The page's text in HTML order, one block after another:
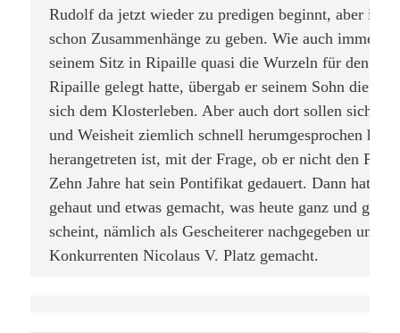
Rudolf da jetzt wieder zu predigen beginnt, aber ihm
schon Zusammenhänge zu geben. Wie auch immer,
seinem Sitz in Ripaille quasi die Wurzeln für den
Ripaille gelegt hatte, übergab er seinem Sohn die
sich dem Klosterleben. Aber auch dort sollen sich
und Weisheit ziemlich schnell herumgesprochen
herangetreten ist, mit der Frage, ob er nicht den
Zehn Jahre hat sein Pontifikat gedauert. Dann hat er
gehaut und etwas gemacht, was heute ganz und gar
scheint, nämlich als Gescheiterer nachgegeben und
Konkurrenten Nicolaus V. Platz gemacht.